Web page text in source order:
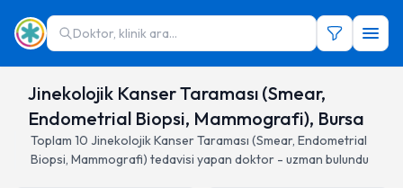
Doktor, klinik ara...
Jinekolojik Kanser Taraması (Smear,
Endometrial Biopsi, Mammografi), Bursa
Toplam 10 Jinekolojik Kanser Taraması (Smear, Endometrial
Biopsi, Mammografi) tedavisi yapan doktor - uzman bulundu